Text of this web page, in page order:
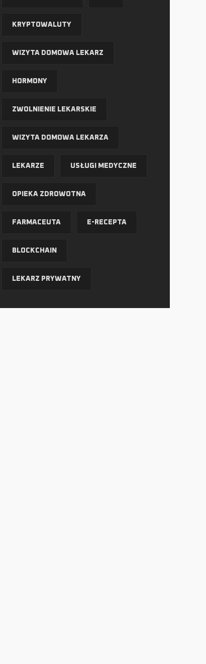
KRYPTOWALUTY
WIZYTA DOMOWA LEKARZ
HORMONY
ZWOLNIENIE LEKARSKIE
WIZYTA DOMOWA LEKARZA
LEKARZE USŁUGI MEDYCZNE
OPIEKA ZDROWOTNA
FARMACEUTA E-RECEPTA
BLOCKCHAIN
LEKARZ PRYWATNY